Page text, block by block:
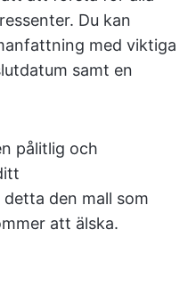
Du kan
med viktiga
samt en
pålitlig och
detta den mall som
att älska.